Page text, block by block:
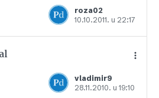
roza02
10.10.2011. u 22:17
Dodajte u favorite
vladimir9
28.11.2010. u 19:10
Dodajte u favorite